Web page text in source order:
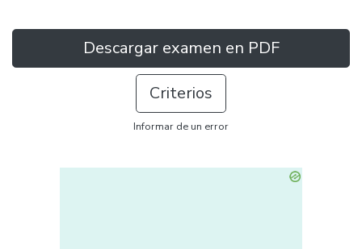
Descargar examen en PDF
Criterios
Informar de un error